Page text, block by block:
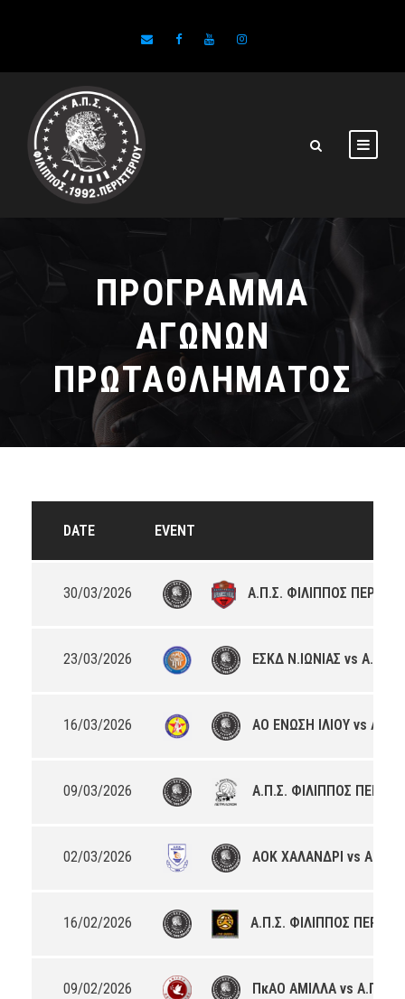
ΠΡΌΓΡΑΜΜΑ
ΑΓΏΝΩΝ
ΠΡΩΤΑΘΛΉΜΑΤΟΣ
DATE EVENT
30/03/2026 Α.Π.Σ. ΦΙΛΙΠΠΟΣ
23/03/2026 ΕΣΚΔ Ν.ΙΩΝΙΑΣ vs Α.Π.Σ.
16/03/2026 ΑΟ ΕΝΩΣΗ ΙΛΙΟΥ vs
09/03/2026 Α.Π.Σ. ΦΙΛΙΠΠΟΣ
02/03/2026 ΑΟΚ ΧΑΛΑΝΔΡΙ vs Α.Π.Σ.
16/02/2026 Α.Π.Σ. ΦΙΛΙΠΠΟΣ
09/02/2026 ΠκΑΟ ΑΜΙΛΛΑ vs Α.Π.Σ.